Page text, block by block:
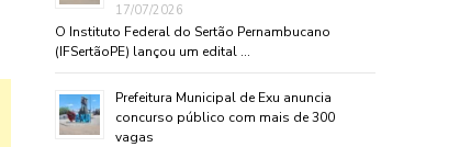
17/07/2026
O Instituto Federal do Sertão Pernambucano
(IFSertãoPE) lançou um edital …
Prefeitura Municipal de Exu anuncia
concurso público com mais de 300
vagas